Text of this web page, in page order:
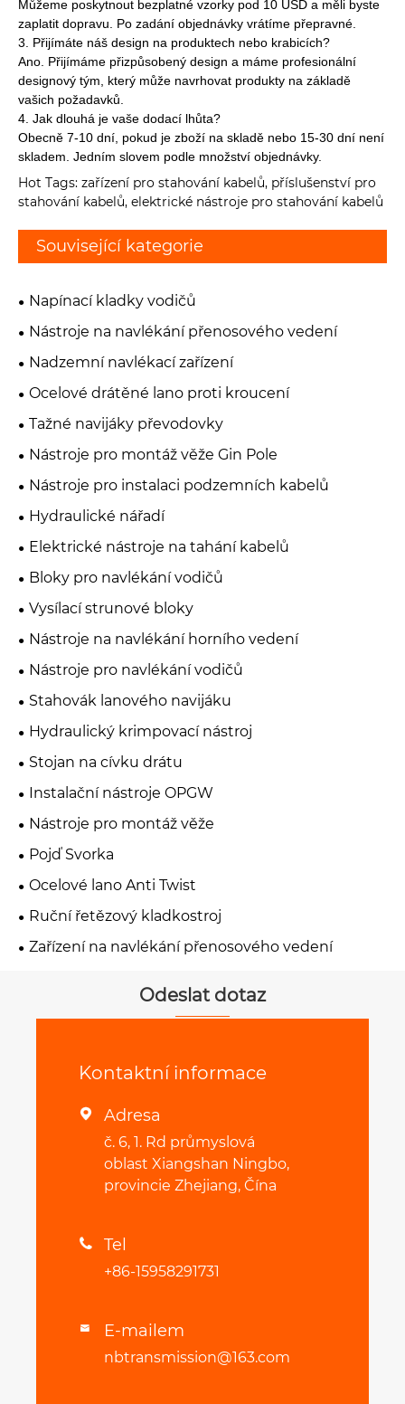
Můžeme poskytnout bezplatné vzorky pod 10 USD a měli byste
zaplatit dopravu. Po zadání objednávky vrátíme přepravné.
3. Přijímáte náš design na produktech nebo krabicích?
Ano. Přijímáme přizpůsobený design a máme profesionální
designový tým, který může navrhovat produkty na základě
vašich požadavků.
4. Jak dlouhá je vaše dodací lhůta?
Obecně 7-10 dní, pokud je zboží na skladě nebo 15-30 dní není
skladem. Jedním slovem podle množství objednávky.
Hot Tags: zařízení pro stahování kabelů, příslušenství pro
stahování kabelů, elektrické nástroje pro stahování kabelů
Související kategorie
Napínací kladky vodičů
Nástroje na navlékání přenosového vedení
Nadzemní navlékací zařízení
Ocelové drátěné lano proti kroucení
Tažné navijáky převodovky
Nástroje pro montáž věže Gin Pole
Nástroje pro instalaci podzemních kabelů
Hydraulické nářadí
Elektrické nástroje na tahání kabelů
Bloky pro navlékání vodičů
Vysílací strunové bloky
Nástroje na navlékání horního vedení
Nástroje pro navlékání vodičů
Stahovák lanového navijáku
Hydraulický krimpovací nástroj
Stojan na cívku drátu
Instalační nástroje OPGW
Nástroje pro montáž věže
Pojď Svorka
Ocelové lano Anti Twist
Ruční řetězový kladkostroj
Zařízení na navlékání přenosového vedení
Odeslat dotaz
Kontaktní informace
 Adresa
č. 6, 1. Rd průmyslová
oblast Xiangshan Ningbo,
provincie Zhejiang, Čína
 Tel
+86-15958291731
 E-mailem
nbtransmission@163.com